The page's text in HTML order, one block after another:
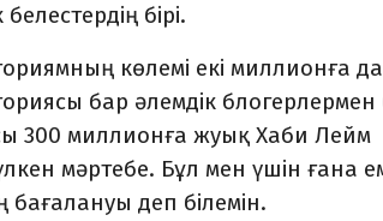
бірі.
көлемі екі миллионға да
бар әлемдік блогерлермен
300 миллионға жуық Хаби Лейм
мәртебе. Бұл мен үшін ғана
бағалануы деп білемін.